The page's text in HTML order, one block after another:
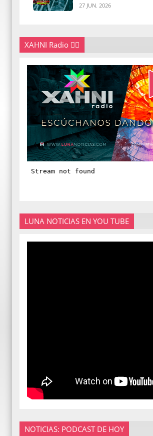
27 JUN. 2026
XAHNI Radio 👇🏽
LUNA NOTICIAS EN YOU TUBE
NOTICIAS: PODCAST DE HOY